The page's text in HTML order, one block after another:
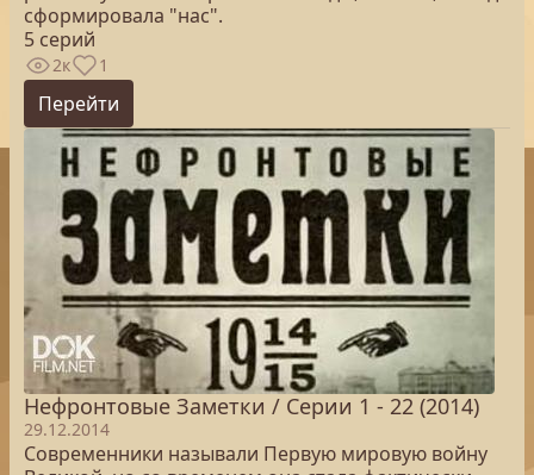
сформировала "нас".
5 серий
2к 1
Перейти
Нефронтовые Заметки / Серии 1 - 22 (2014)
29.12.2014
Современники называли Первую мировую войну